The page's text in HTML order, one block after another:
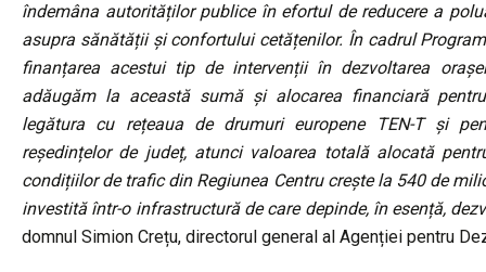
îndemâna autorităților publice în efortul de reducere a
asupra sănătății și confortului cetățenilor. În cadrul
finanțarea acestui tip de intervenții în dezvoltarea
adăugăm la această sumă și alocarea financiară
legătura cu rețeaua de drumuri europene TEN-T și
reședințelor de județ, atunci valoarea totală alocată
condițiilor de trafic din Regiunea Centru crește la 540 de
investită într-o infrastructură de care depinde, în esență,
domnul Simion Crețu, directorul general al Agenției pentru